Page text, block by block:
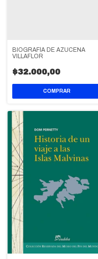
BIOGRAFÍA DE AZUCENA
VILLAFLOR
$32.000,00